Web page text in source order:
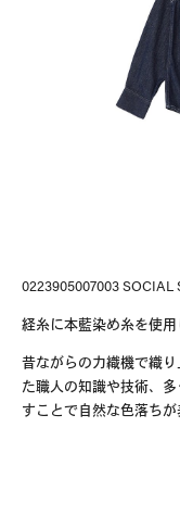
0223905007003 SOCIAL
経糸に本藍染め糸を使
昔ながらの力織機で織
た職人の知識や技術、
すことで自然な色落ちが